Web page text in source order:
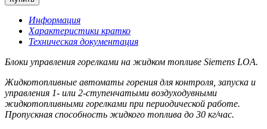
Информация
Характеристики кратко
Техническая документация
Блоки управления горелками на жидком топливе Siemens LOA.
Жидкотопливные автоматы горения для контроля, запуска и
управления 1- или 2-ступенчатыми воздуходувными
жидкотопливными горелками при периодической работе.
Пропускная способность жидкого топлива до 30 кг/час.